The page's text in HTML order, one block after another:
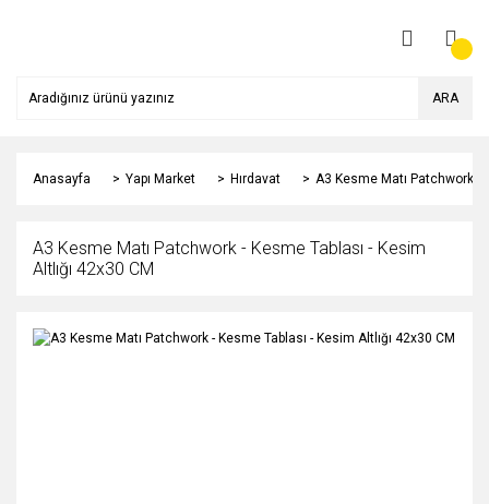
ARA
Anasayfa Yapı Market Hırdavat A3 Kesme Matı Patchwork -
A3 Kesme Matı Patchwork - Kesme Tablası - Kesim
Altlığı 42x30 CM